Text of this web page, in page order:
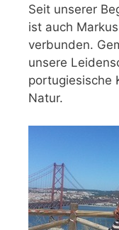
Seit unserer
ist auch
verbunden.
unsere
portugiesische
Natur.